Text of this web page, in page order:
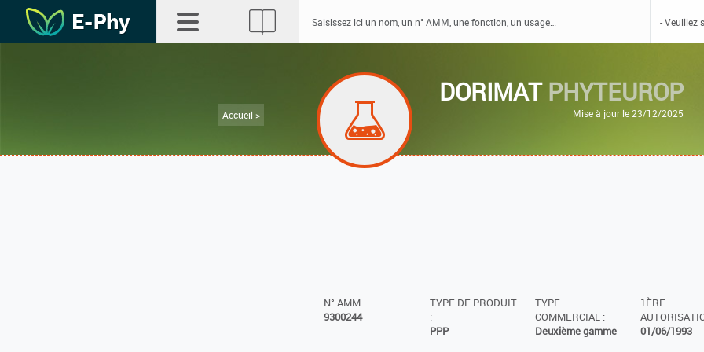
Accueil >
DORIMATPHYTEUROP
Mise à jour le 23/12/2025
N° AMM
9300244
TYPE DE PRODUIT
:
PPP
TYPE
COMMERCIAL :
Deuxième gamme
1ÈRE
01/06/1993